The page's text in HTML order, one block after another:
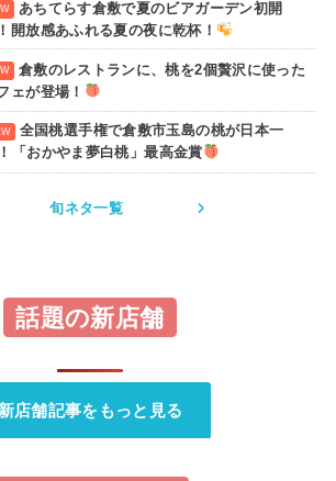
あちてらす倉敷で夏のビアガーデン初開
開放感あふれる夏の夜に乾杯！
倉敷のレストランに、桃を2個贅沢に使った
ェが登場！
全国桃選手権で倉敷市玉島の桃が日本一
「おかやま夢白桃」最高金賞
旬ネタ一覧
話題の新店舗
新店舗記事をもっと見る